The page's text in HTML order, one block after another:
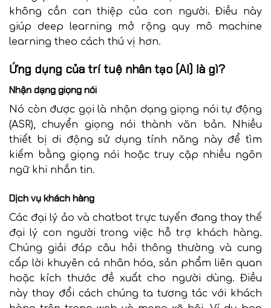
không cần can thiệp của con người. Điều này
giúp deep learning mở rộng quy mô machine
learning theo cách thú vị hơn.
Ứng dụng của trí tuệ nhân tạo (AI) là gì?
Nhận dạng giọng nói
Nó còn được gọi là nhận dạng giọng nói tự động
(ASR), chuyển giọng nói thành văn bản. Nhiều
thiết bị di động sử dụng tính năng này để tìm
kiếm bằng giọng nói hoặc truy cập nhiều ngôn
ngữ khi nhắn tin.
Dịch vụ khách hàng
Các đại lý ảo và chatbot trực tuyến đang thay thế
đại lý con người trong việc hỗ trợ khách hàng.
Chúng giải đáp câu hỏi thông thường và cung
cấp lời khuyên cá nhân hóa, sản phẩm liên quan
hoặc kích thước đề xuất cho người dùng. Điều
này thay đổi cách chúng ta tương tác với khách